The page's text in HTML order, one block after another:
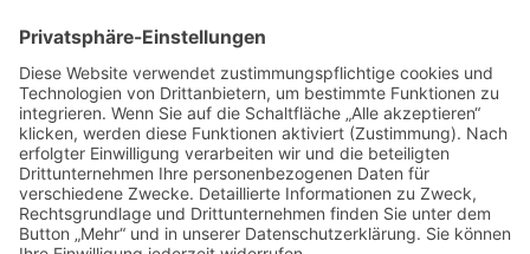
Informationen
Empfehlungen